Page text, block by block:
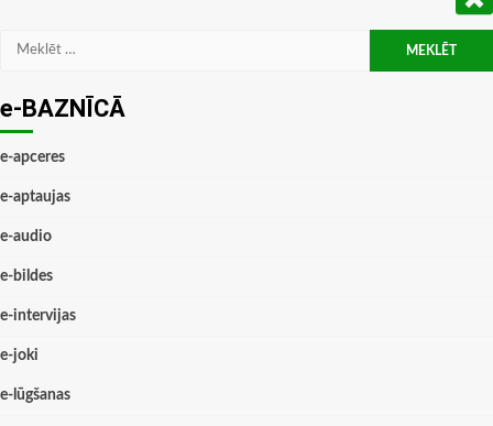
Meklēt:
e-BAZNĪCĀ
e-apceres
e-aptaujas
e-audio
e-bildes
e-intervijas
e-joki
e-lūgšanas